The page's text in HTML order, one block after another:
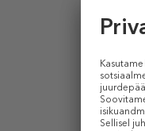
1.2 g